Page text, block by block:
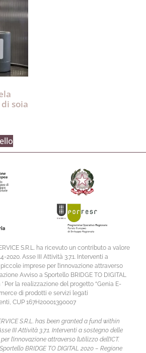
soia
S.R.L. ha ricevuto un contributo a valore
2020. Asse III Attività 3.7.1. Interventi a
imprese per l’innovazione attraverso
Avviso a Sportello BRIDGE TO DIGITAL
Per la realizzazione del progetto “Genia E-
di prodotti e servizi legati
CUP 167H20001390007
S.R.L. has been granted a fund within
III Attività 3.7.1. Interventi a sostegno delle
l’innovazione attraverso l’utilizzo dell’ICT.
BRIDGE TO DIGITAL 2020 – Regione